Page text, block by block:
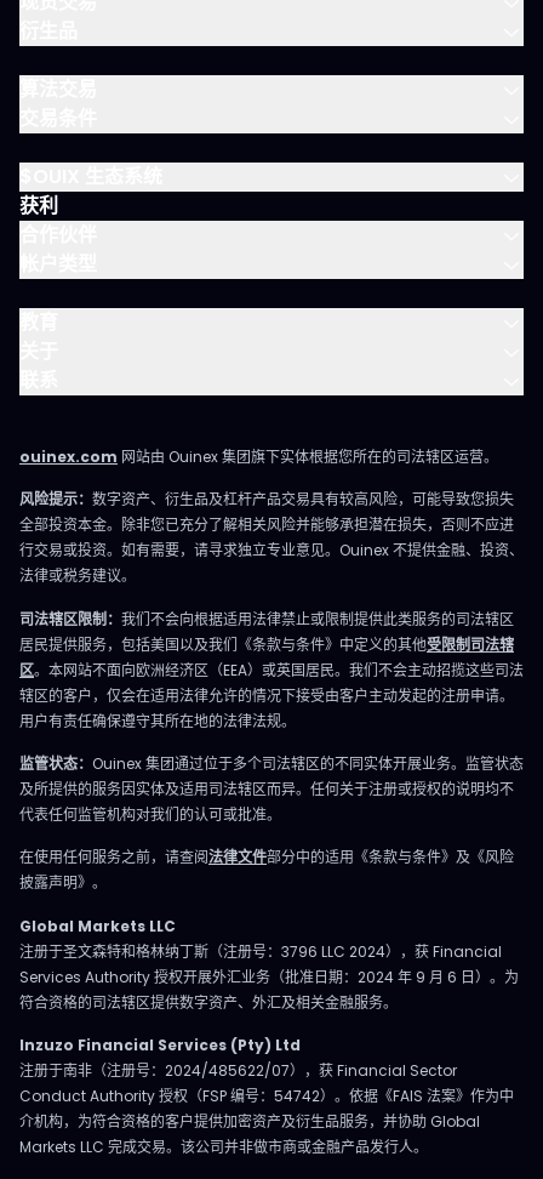
获利
ouinex.com 网站由 Ouinex 集团旗下实体根据您所在的司法辖区运营。
风险提示： 数字资产、衍生品及杠杆产品交易具有较高风险，可能导致您损失
全部投资本金。除非您已充分了解相关风险并能够承担潜在损失，否则不应进
行交易或投资。如有需要，请寻求独立专业意见。Ouinex 不提供金融、投资、
法律或税务建议。
司法辖区限制： 我们不会向根据适用法律禁止或限制提供此类服务的司法辖区
居民提供服务，包括美国以及我们《条款与条件》中定义的其他受限制司法辖
区。本网站不面向欧洲经济区（EEA）或英国居民。我们不会主动招揽这些司法
辖区的客户，仅会在适用法律允许的情况下接受由客户主动发起的注册申请。
用户有责任确保遵守其所在地的法律法规。
监管状态： Ouinex 集团通过位于多个司法辖区的不同实体开展业务。监管状态
及所提供的服务因实体及适用司法辖区而异。任何关于注册或授权的说明均不
代表任何监管机构对我们的认可或批准。
在使用任何服务之前，请查阅法律文件部分中的适用《条款与条件》及《风险
披露声明》。
Global Markets LLC
注册于圣文森特和格林纳丁斯（注册号：3796 LLC 2024），获 Financial
Services Authority 授权开展外汇业务（批准日期：2024 年 9 月 6 日）。为
符合资格的司法辖区提供数字资产、外汇及相关金融服务。
Inzuzo Financial Services (Pty) Ltd
注册于南非（注册号：2024/485622/07），获 Financial Sector
Conduct Authority 授权（FSP 编号：54742）。依据《FAIS 法案》作为中
介机构，为符合资格的客户提供加密资产及衍生品服务，并协助 Global
Markets LLC 完成交易。该公司并非做市商或金融产品发行人。